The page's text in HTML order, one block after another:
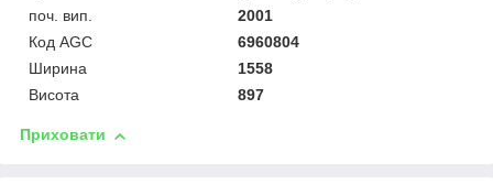
поч. вип.
2001
Код AGC
6960804
Ширина
1558
Висота
897
Приховати